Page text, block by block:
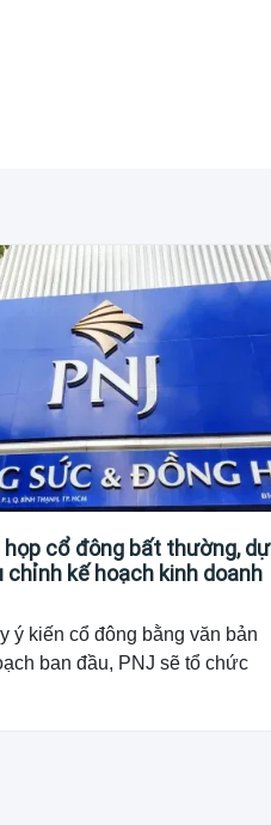
họp cổ đông bất thường, dự
chỉnh kế hoạch kinh doanh
ý kiến cổ đông bằng văn bản
ban đầu, PNJ sẽ tổ chức